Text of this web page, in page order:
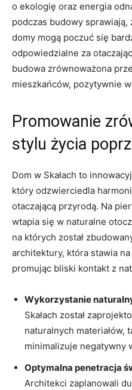
o ekologię oraz‌ energia
podczas⁤ budowy
domy mogą poczuć się
odpowiedzialne za
budowa zrównoważona
mieszkańców,‍ pozytywnie⁣
Promowanie
stylu ‍życia
Dom w ⁣Skałach ⁣to
który odzwierciedla‍
otaczającą ⁢przyrodą. Na
⁢wtapia się w ⁣naturalne
⁣na których ‍został⁢
⁢architektury, która stawia
promując bliski kontakt​ z
Wykorzystanie​
Skałach został
naturalnych materiałów,
minimalizuje negatywny
Optymalna ‌penetracja
Architekci⁤ zaplanowali